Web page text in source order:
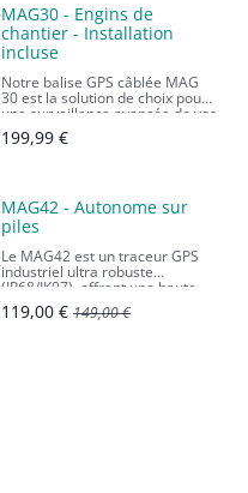
MAG30 - Engins de
chantier - Installation
incluse
Notre balise GPS câblée MAG
30 est la solution de choix pour
une surveillance avancée de vos
engins de chantier ou de tout
matériel qui évolue dans un
199,99€
Promo
MAG42 - Autonome sur
piles
Le MAG42 est un traceur GPS
industriel ultra robuste
(IP68/IK07), offrant une haute
précision de localisation et une
autonomie allant jusqu'à 10 ans,
119,00€ 149,00€